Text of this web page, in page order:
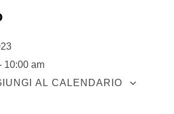
10:00 am
AL CALENDARIO